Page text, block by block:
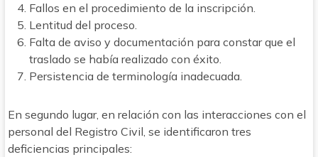
Fallos en el procedimiento de la inscripción.
Lentitud del proceso.
Falta de aviso y documentación para constar que el
traslado se había realizado con éxito.
Persistencia de terminología inadecuada.
En segundo lugar, en relación con las interacciones con el
personal del Registro Civil, se identificaron tres
deficiencias principales: